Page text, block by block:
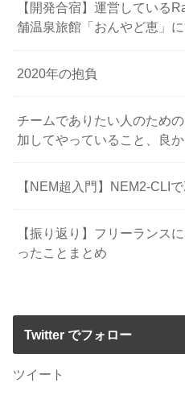
【開発合宿】運営している
舗温泉旅館「おんやど恵」
2020年の抱負
チームでありたい人のため
加してやっていること、良
【NEM超入門】NEM2-CLI
【振り返り】フリーランス
ったことまとめ
Twitter でフォロー
ツイート